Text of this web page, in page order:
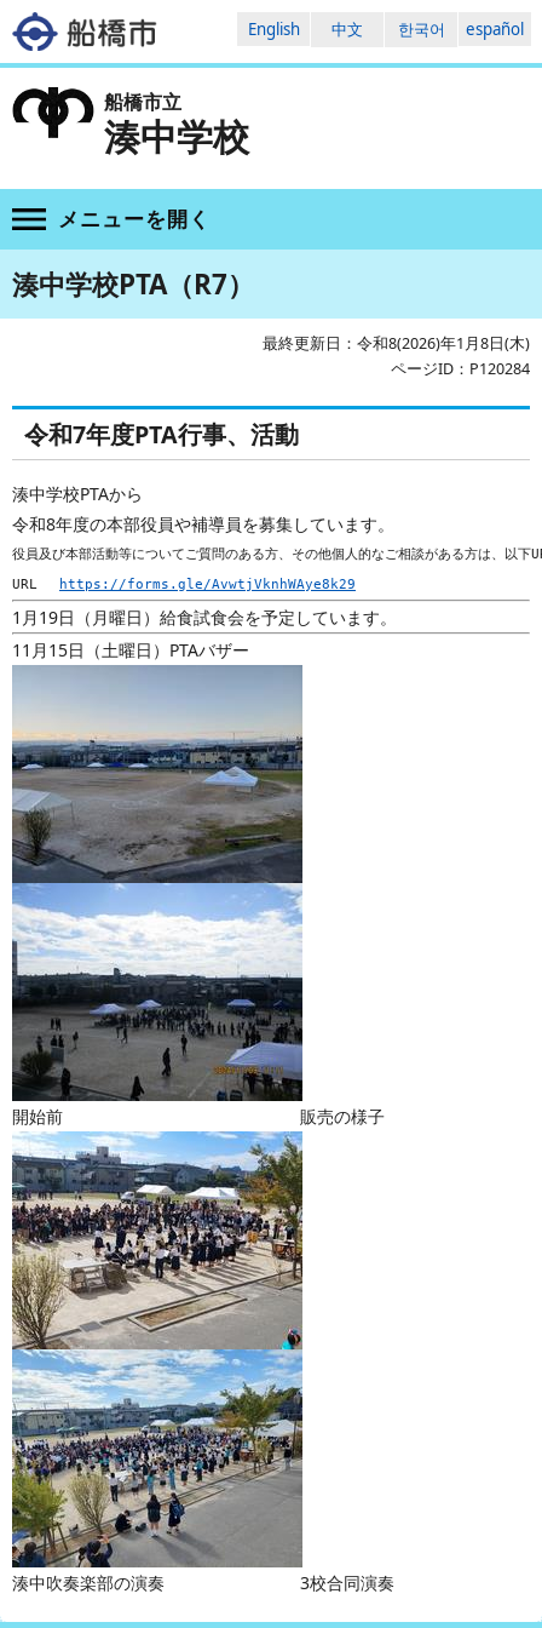
English 中文 한국어 español
船橋市立
湊中学校
メニューを開く
湊中学校PTA（R7）
最終更新日：令和8(2026)年1月8日(木)
ページID：P120284
令和7年度PTA行事、活動
湊中学校PTAから
令和8年度の本部役員や補導員を募集しています。
役員及び本部活動等についてご質問のある方、その他個人的なご相談がある方は、以下
URL
https://forms.gle/AvwtjVknhWAye8k29
1月19日（月曜日）給食試食会を予定しています。
11月15日（土曜日）PTAバザー
開始前 販売の様子
湊中吹奏楽部の演奏 3校合同演奏